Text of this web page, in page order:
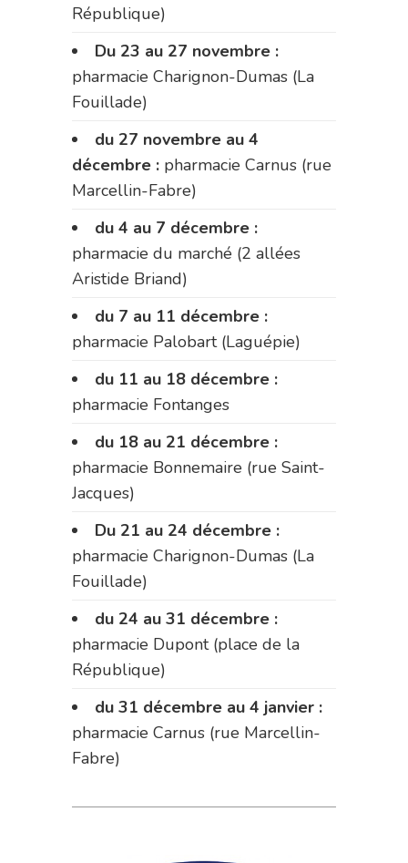
République)
Du 23 au 27 novembre :
pharmacie Charignon-Dumas (La
Fouillade)
du 27 novembre au 4
décembre : pharmacie Carnus (rue
Marcellin-Fabre)
du 4 au 7 décembre :
pharmacie du marché (2 allées
Aristide Briand)
du 7 au 11 décembre :
pharmacie Palobart (Laguépie)
du 11 au 18 décembre :
pharmacie Fontanges
du 18 au 21 décembre :
pharmacie Bonnemaire (rue Saint-
Jacques)
Du 21 au 24 décembre :
pharmacie Charignon-Dumas (La
Fouillade)
du 24 au 31 décembre :
pharmacie Dupont (place de la
République)
du 31 décembre au 4 janvier :
pharmacie Carnus (rue Marcellin-
Fabre)